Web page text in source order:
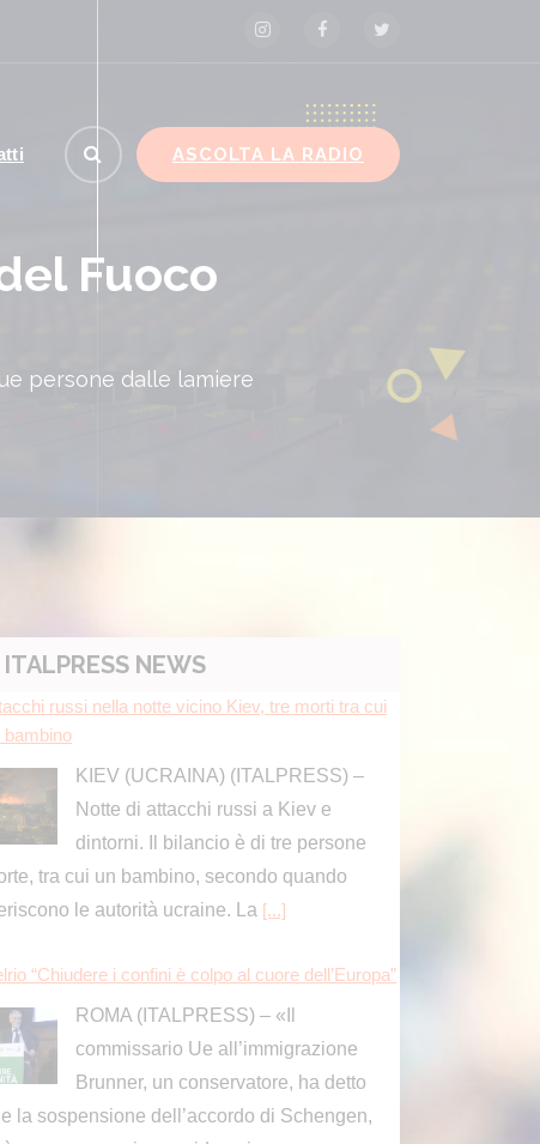
ASCOLTA LA RADIO
Fuoco
persone dalle lamiere
ITALPRESS NEWS
“Chiudere i confini è colpo al cuore dell’Europa”
commissario Ue all’immigrazione
Brunner, un conservatore, ha detto
la sospensione dell’accordo di Schengen,
essere presa in considerazione
come misura di ultima istanza e
eruzione Etna con cenere vulcanica, sospe
voli in arrivo a Catania
ROMA (ITALPRESS) – Continua
l’attività eruttiva dell’Etna con la